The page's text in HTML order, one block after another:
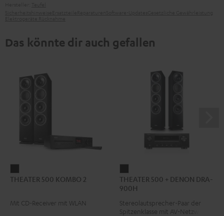
Das könnte dir auch gefallen
500
2
THEATER 500 KOMBO 2
Mit CD-Receiver mit WLAN
500
+
DENON
THEATER 500 + DENON DRA-
900H
Stereolautsprecher-Paar der
Spitzenklasse mit AV-Netzwerk-